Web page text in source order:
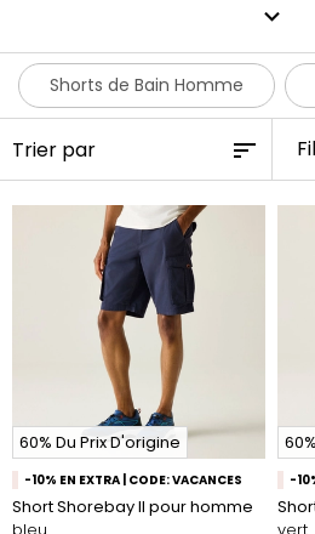
rapide de la chaleur et
Découvrez dès à présent tous nos
expand_more
Shorts de Bain Homme
60% Du Prix D'origine
-10% EN EXTRA | CODE: VACANCES
Short Shorebay II pour homme
-